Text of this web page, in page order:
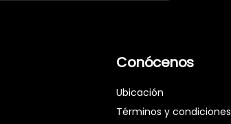
Conócenos
Ubicación
Términos y condiciones